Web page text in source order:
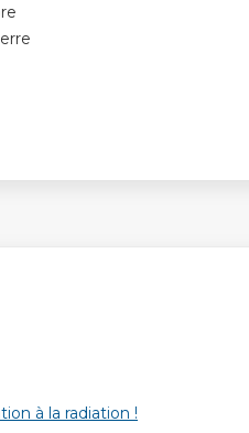
à la radiation !